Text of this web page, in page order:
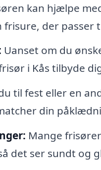
kan hjælpe
frisure, der passer
Uanset om du
i Kås tilbyde
til fest eller en
din
Mange
det ser sundt og